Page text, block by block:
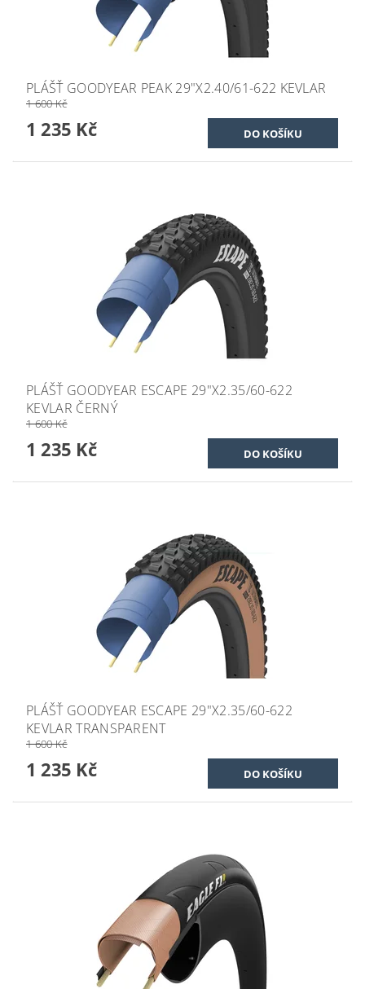
PLÁŠŤ GOODYEAR PEAK 29"X2.40/61-622 KEVLAR
1 600 Kč
1 235 Kč
PLÁŠŤ GOODYEAR ESCAPE 29"X2.35/60-622
KEVLAR ČERNÝ
1 600 Kč
1 235 Kč
PLÁŠŤ GOODYEAR ESCAPE 29"X2.35/60-622
KEVLAR TRANSPARENT
1 600 Kč
1 235 Kč